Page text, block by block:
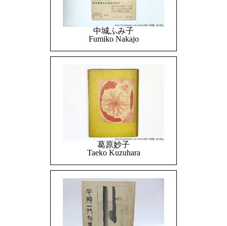
中城ふみ子
Fumiko Nakajo
葛原妙子
Taeko Kuzuhara